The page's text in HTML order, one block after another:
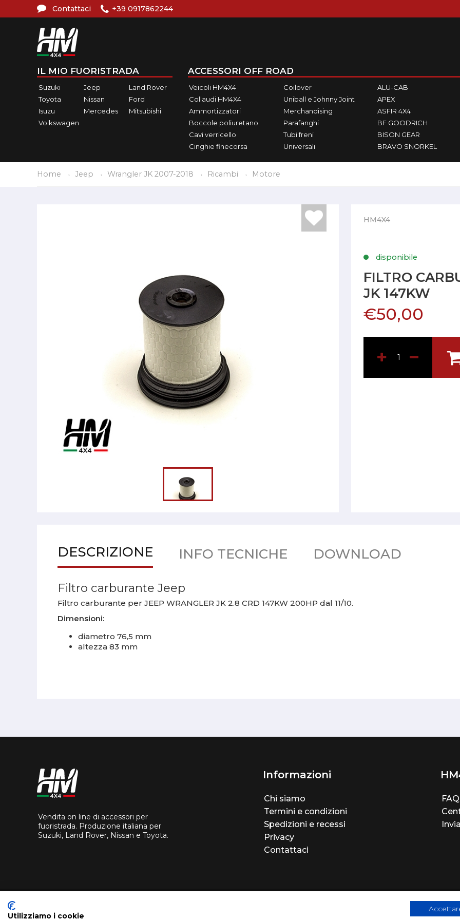
Contattaci +39 0917862244
IL MIO FUORISTRADA
Suzuki Jeep
Land Rover
Toyota
Nissan
Ford
Isuzu
Mercedes
Mitsubishi
Volkswagen
ACCESSORI OFF ROAD
Veicoli HM4X4
Collaudi HM4X4
Ammortizzatori
Boccole poliuretano
Cavi verricello
Cinghie finecorsa
Coilover
Uniball e Johnny Joint
Merchandising
Parafanghi
Tubi freni
Universali
ALU-CAB
APEX
ASFIR 4X4
BF GOODRICH
BISON GEAR
BRAVO SNORKEL
Home Jeep Wrangler JK 2007-2018 Ricambi Motore
HM4X4
disponibile
FILTRO
JK 147KW
€50,00
DESCRIZIONE INFO TECNICHE DOWNLOAD
Filtro carburante Jeep
Filtro carburante per JEEP WRANGLER JK 2.8 CRD 147KW 200HP dal 11/10.
Dimensioni:
diametro 76,5 mm
altezza 83 mm
Vendita on line di accessori per
fuoristrada. Produzione italiana per
Suzuki, Land Rover, Nissan e Toyota.
Informazioni
Chi siamo
Termini e condizioni
Spedizioni e recessi
Privacy
Contattaci
FAQ
Utilizziamo i cookie